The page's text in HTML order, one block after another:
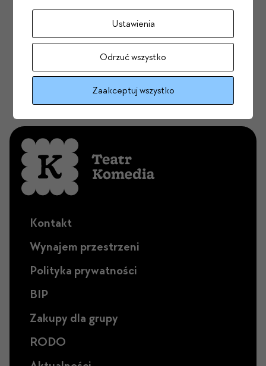
Zapisz się
Wyrażam zgodę na wiadomości od Teatru Komedia.
Więcej
Kontakt
Wynajem przestrzeni
Polityka prywatności
BIP
Zakupy dla grupy
RODO
Ustawienia
Odrzuć wszystko
Zaakceptuj wszystko